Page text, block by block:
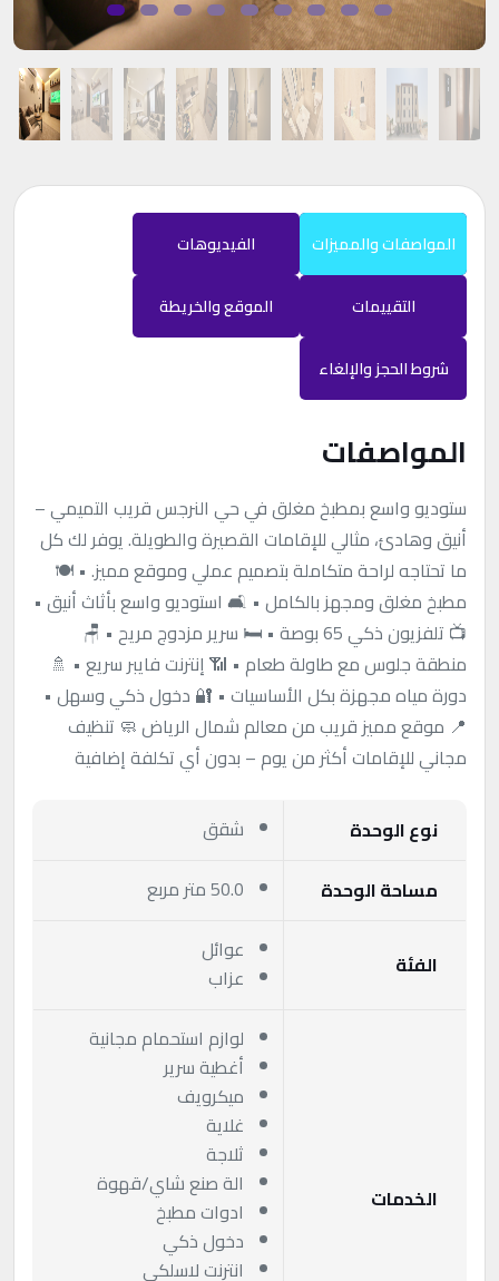
المواصفات والمميزات الفيديوهات
التقييمات الموقع والخريطة
شروط الحجز والإلغاء
المواصفات
ستوديو واسع بمطبخ مغلق في حي النرجس قريب التميمي –
أنيق وهادئ، مثالي للإقامات القصيرة والطويلة. يوفر لك كل
ما تحتاجه لراحة متكاملة بتصميم عملي وموقع مميز. • 🍽️
مطبخ مغلق ومجهز بالكامل • 🛋️ استوديو واسع بأثاث أنيق •
📺 تلفزيون ذكي 65 بوصة • 🛏️ سرير مزدوج مريح • 🪑
منطقة جلوس مع طاولة طعام • 📶 إنترنت فايبر سريع • 🚿
دورة مياه مجهزة بكل الأساسيات • 🔐 دخول ذكي وسهل •
📍 موقع مميز قريب من معالم شمال الرياض 🧼 تنظيف
مجاني للإقامات أكثر من يوم – بدون أي تكلفة إضافية
نوع الوحدة
شقق
مساحة الوحدة
50.0 متر مربع
الفئة
عوائل
عزاب
الخدمات
لوازم استحمام مجانية
أغطية سرير
ميكرويف
غلاية
ثلاجة
الة صنع شاي/قهوة
ادوات مطبخ
دخول ذكي
انترنت لاسلكي